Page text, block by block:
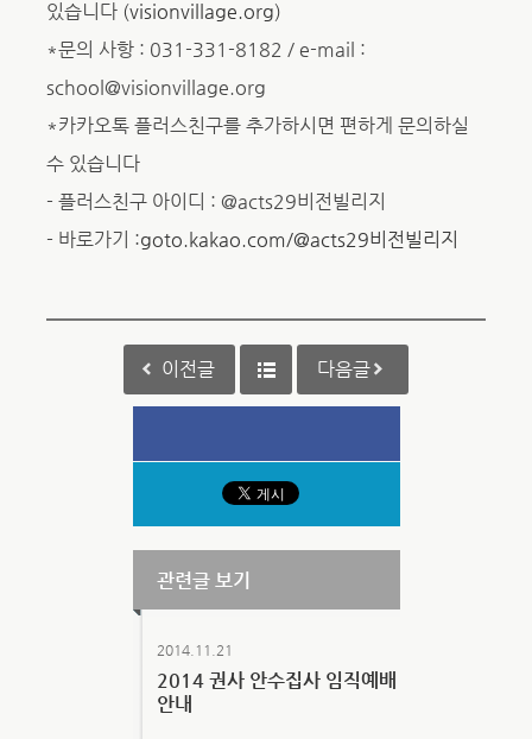
있습니다 (visionvillage.org)
*문의 사항 : 031-331-8182 / e-mail :
school@visionvillage.org
*카카오톡 플러스친구를 추가하시면 편하게 문의하실
수 있습니다
​- 플러스친구 아이디 : @acts29비전빌리지
​- 바로가기 :goto.kakao.com/@acts29비전빌리지
이전글 다음글
관련글 보기
2014.11.21
2014 권사 안수집사 임직예배
안내